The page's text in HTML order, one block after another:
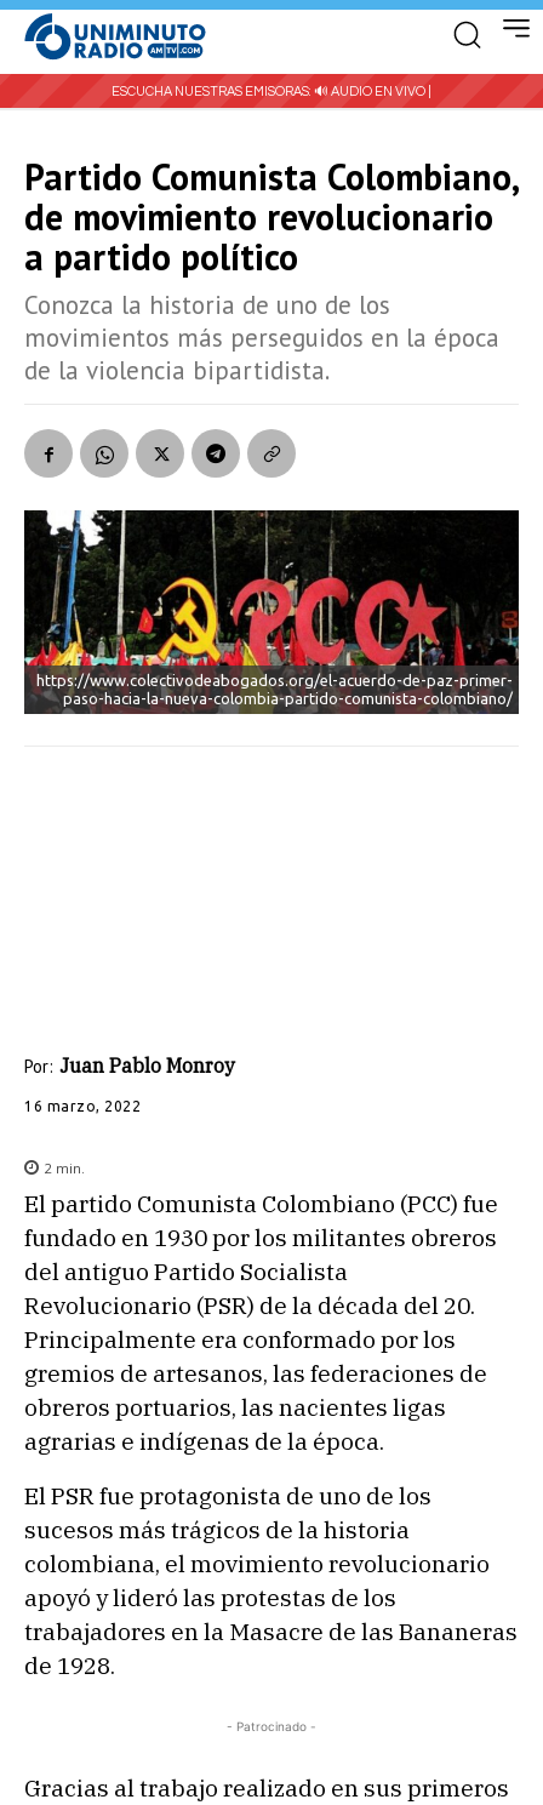
ESCUCHA NUESTRAS EMISORAS: 🔊 AUDIO EN VIVO |
Partido Comunista Colombiano,
de movimiento revolucionario
a partido político
Conozca la historia de uno de los
movimientos más perseguidos en la época
de la violencia bipartidista.
https://www.colectivodeabogados.org/el-acuerdo-de-paz-primer-
paso-hacia-la-nueva-colombia-partido-comunista-colombiano/
Por: Juan Pablo Monroy
16 marzo, 2022
2 min.
El partido Comunista Colombiano (PCC) fue
fundado en 1930 por los militantes obreros
del antiguo Partido Socialista
Revolucionario (PSR) de la década del 20.
Principalmente era conformado por los
gremios de artesanos, las federaciones de
obreros portuarios, las nacientes ligas
agrarias e indígenas de la época.
El PSR fue protagonista de uno de los
sucesos más trágicos de la historia
colombiana, el movimiento revolucionario
apoyó y lideró las protestas de los
trabajadores en la Masacre de las Bananeras
de 1928.
- Patrocinado -
Gracias al trabajo realizado en sus primeros